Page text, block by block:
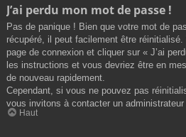
J’ai perdu mon mot de passe !
Pas de panique ! Bien que votre mot de
récupéré, il peut facilement être
page de connexion et cliquer sur « J’ai
les instructions et vous devriez être en
de nouveau rapidement.
Cependant, si vous ne pouvez pas
vous invitons à contacter un administrateur
Haut